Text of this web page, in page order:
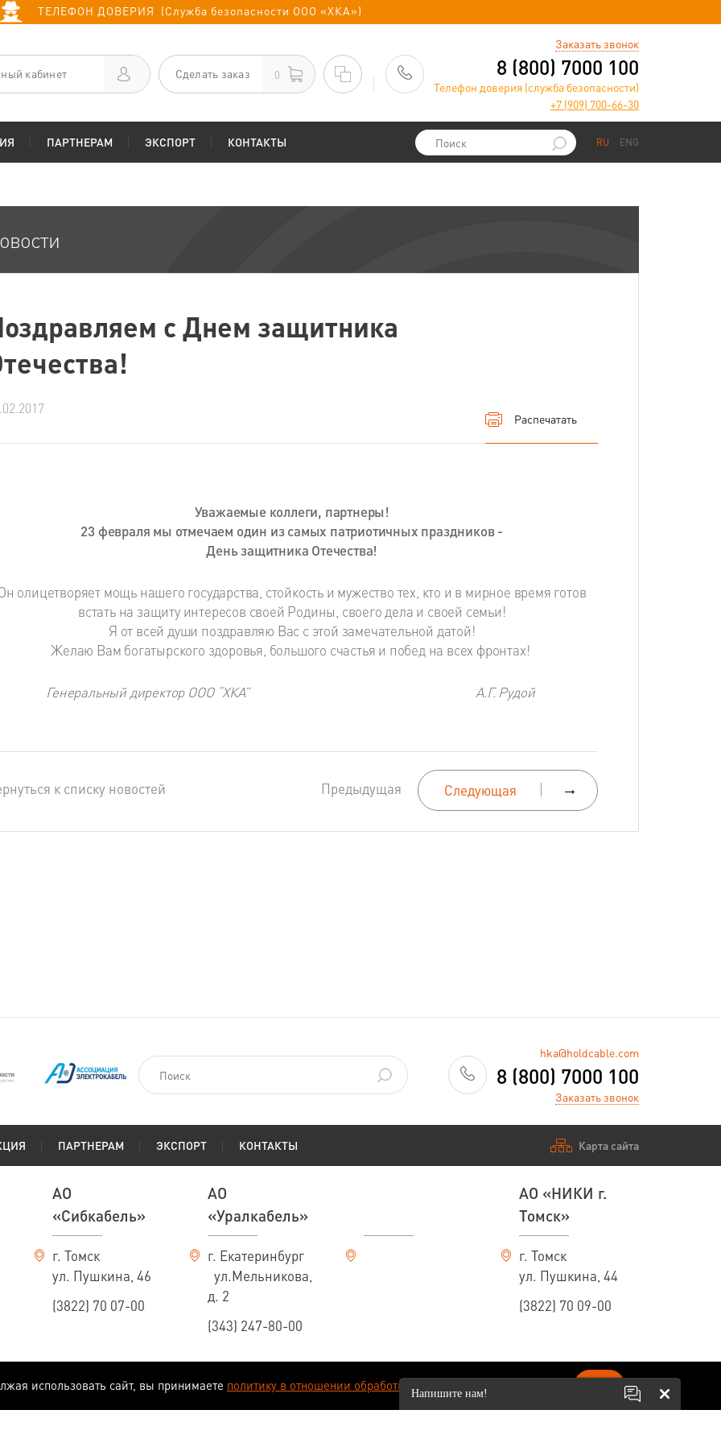
ТЕЛЕФОН ДОВЕРИЯ (Служба безопасности ООО «ХКА»)
кабинет Сделать заказ 0
Заказать звонок
8 (800) 7000 100
Телефон доверия (служба безопасности)
+7 (909) 700-66-30
ПАРТНЕРАМ ЭКСПОРТ КОНТАКТЫ RU ENG
с Днем защитника
Распечатать
Уважаемые коллеги, партнеры!
23 февраля мы отмечаем один из самых патриотичных праздников -
День защитника Отечества!
олицетворяет мощь нашего государства, стойкость и мужество тех, кто и в мирное время готов
встать на защиту интересов своей Родины, своего дела и своей семьи!
Я от всей души поздравляю Вас с этой замечательной датой!
Желаю Вам богатырского здоровья, большого счастья и побед на всех фронтах!
Генеральный директор ООО “ХКА” А.Г. Рудой
Следующая →
Предыдущая
к списку новостей
hka@holdcable.com
8 (800) 7000 100
Заказать звонок
ПАРТНЕРАМ ЭКСПОРТ КОНТАКТЫ Карта сайта
АО
«Сибкабель»
г. Томск
ул. Пушкина, 46
(3822) 70 07-00
АО
«Уралкабель»
г. Екатеринбург
ул.Мельникова,
д. 2
(343) 247-80-00
АО «НИКИ г.
Томск»
г. Томск
ул. Пушкина, 44
(3822) 70 09-00
положениями ст. 437 ГК РФ.
в качестве справочного материала и носят исключительно информационный характер. В связи с постоянно идущим на предприятии процессом совершенствования
за собой право на изменение конструкций и технических характеристик изделий без предварительного уведомления. По всем интересующим вас вопросам обращайтесь к
использовать сайт, вы принимаете политику в отношении обработки персональных данных
Напишите нам!